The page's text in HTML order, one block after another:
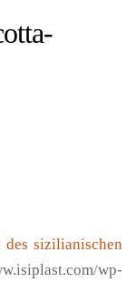
sizilianischen
wp-